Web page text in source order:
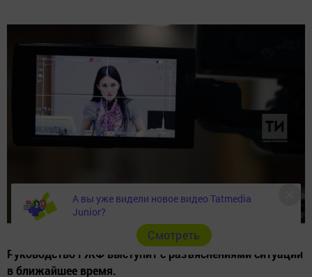
Руководство ГЖФ выступит с разъяснениями ситуации
в ближайшее время.
А вы уже видели новое видео Tatmedia
Junior?
Cмотреть